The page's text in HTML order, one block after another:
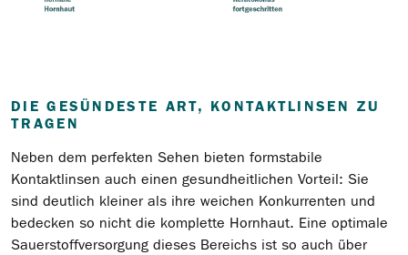
DIE GESÜNDESTE ART, KONTAKTLINSEN ZU
TRAGEN
Neben dem perfekten Sehen bieten formstabile
Kontaktlinsen auch einen gesundheitlichen Vorteil: Sie
sind deutlich kleiner als ihre weichen Konkurrenten und
bedecken so nicht die komplette Hornhaut. Eine optimale
Sauerstoffversorgung dieses Bereichs ist so auch über